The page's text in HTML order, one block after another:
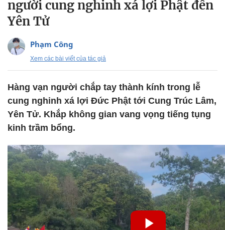
người cung nghinh xá lợi Phật đến
Yên Tử
Phạm Công
Xem các bài viết của tác giả
Hàng vạn người chắp tay thành kính trong lễ
cung nghinh xá lợi Đức Phật tới Cung Trúc Lâm,
Yên Tử. Khắp không gian vang vọng tiếng tụng
kinh trầm bổng.